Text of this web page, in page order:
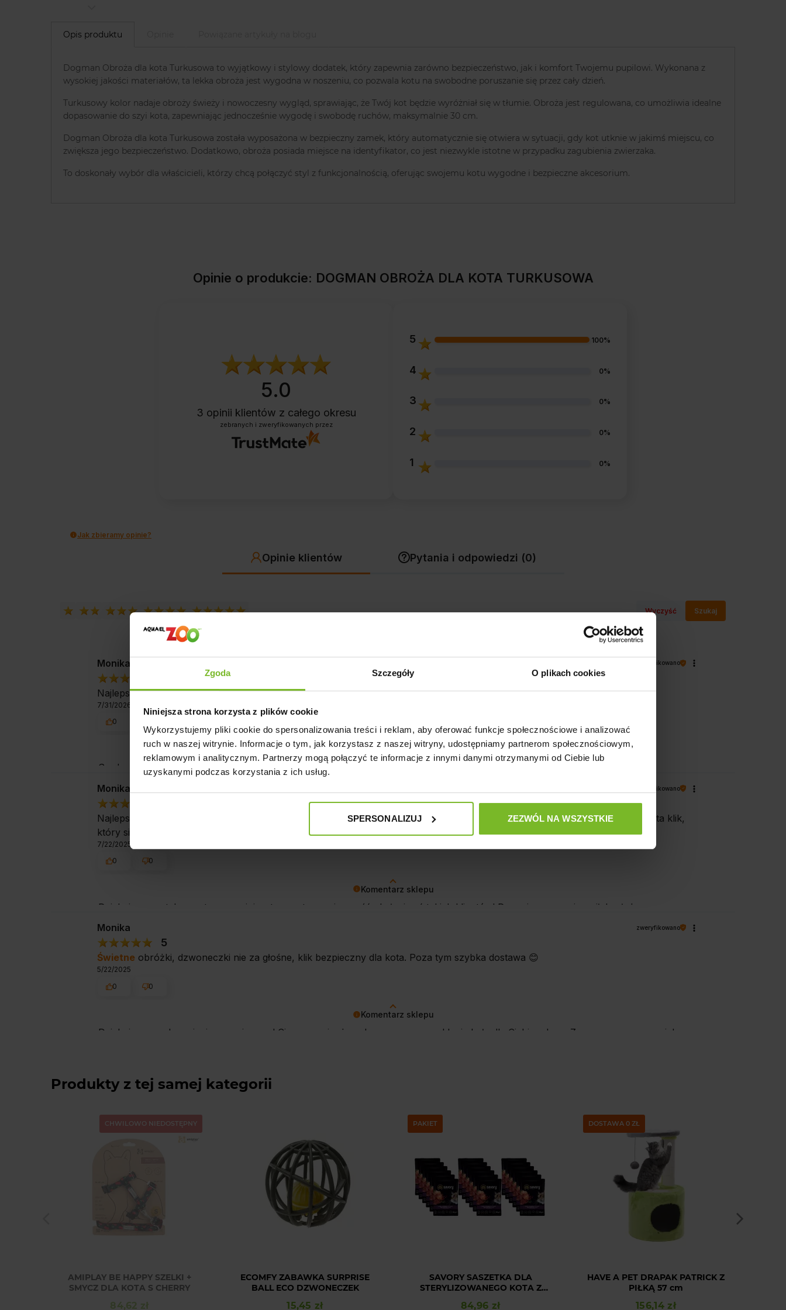
Zgoda Szczegóły O plikach cookies
Niniejsza strona korzysta z plików cookie
Wykorzystujemy pliki cookie do spersonalizowania treści i reklam, aby oferować funkcje społecznościowe i analizować
ruch w naszej witrynie. Informacje o tym, jak korzystasz z naszej witryny, udostępniamy partnerom społecznościowym,
reklamowym i analitycznym. Partnerzy mogą połączyć te informacje z innymi danymi otrzymanymi od Ciebie lub
uzyskanymi podczas korzystania z ich usług.
SPERSONALIZUJ ZEZWÓL NA WSZYSTKIE
Opis produktu
Dogman Obroża dla kota Turkusowa to wyjątkowy i stylowy dodatek, który zapewnia zarówno bezpieczeństwo, jak i komfort Twojemu pupilowi. Wykonana z
wysokiej jakości materiałów, ta lekka obroża jest wygodna w noszeniu, co pozwala kotu na swobodne poruszanie się przez cały dzień.
Turkusowy kolor nadaje obroży świeży i nowoczesny wygląd, sprawiając, że Twój kot będzie wyróżniał się w tłumie. Obroża jest regulowana, co umożliwia idealne
dopasowanie do szyi kota, zapewniając jednocześnie wygodę i swobodę ruchów, maksymalnie 30 cm.
Dogman Obroża dla kota Turkusowa została wyposażona w bezpieczny zamek, który automatycznie się otwiera w sytuacji, gdy kot utknie w jakimś miejscu, co
zwiększa jego bezpieczeństwo. Dodatkowo, obroża posiada miejsce na identyfikator, co jest niezwykle istotne w przypadku zagubienia zwierzaka.
To doskonały wybór dla właścicieli, którzy chcą połączyć styl z funkcjonalnością, oferując swojemu kotu wygodne i bezpieczne akcesorium.
Opinie o produkcie: DOGMAN OBROŻA DLA KOTA TURKUSOWA
5.0
3 opinii klientów z całego okresu
zebranych i zweryfikowanych przez
5 100%
4 0%
3 0%
2 0%
1 0%
Jak zbieramy opinie?
Opinie klientów Pytania i odpowiedzi (0)
Wyczyść Szukaj
Komentarz sklepu
Serdecznie dziękujemy! Świetnie, że wszystko spełniło oczekiwania. Zapraszamy ponownie!
Monika zweryfikowano
Najlepsze obróżki dla kotów - bezpieczne i dźwięk dzwoneczków nie drażniący.
7/31/2026
0
Komentarz sklepu
Dziękujemy za tak pozytywną opinię - to czysta przyjemność obsługiwać takich klientów! Doceniamy czas i wysiłek włożony w
Monika zweryfikowano
Najlepsze obróżki dla kotów z dzwoneczkiem! Dzwoneczek ma dźwięk stonowany. Poza tym obróżki mają bezpieczny dla kota klik,
który się wypina przy mocniejszym szarpnięciu - bezpieczny dla kota. Polecam 😊 Do tego bardzo szybka przesyłka 👍
7/22/2025
0
0
Komentarz sklepu
Dziękujemy za docenienie naszej pracy! Cieszymy się, że zakupy w naszym sklepie były dla Ciebie udane. Zapraszamy ponownie!
Monika zweryfikowano
5
Świetneobróżki, dzwoneczki nie za głośne, klik bezpieczny dla kota. Poza tym szybka dostawa 😊
5/22/2025
0
0
Produkty z tej samej kategorii
CHWILOWO NIEDOSTĘPNY
AMIPLAY BE HAPPY SZELKI +
SMYCZ DLA KOTA S CHERRY
Cena
84,62 zł
ECOMFY ZABAWKA SURPRISE
BALL ECO DZWONECZEK
Cena
15,45 zł
PAKIET
SAVORY SASZETKA DLA
STERYLIZOWANEGO KOTA Z
Cena
84,96 zł
DOSTAWA 0 ZŁ
HAVE A PET DRAPAK PATRICK Z
PIŁKĄ 57 cm
Cena
156,14 zł